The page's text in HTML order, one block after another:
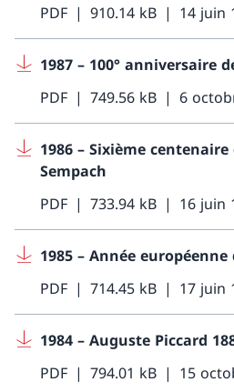
PDF
910.14 kB 14 juin
1987 – 100° anniversaire
PDF
749.56 kB 6
1986 – Sixième
Sempach
PDF
733.94 kB 16 juin
1985 – Année
PDF
714.45 kB 17 juin
1984 – Auguste Piccard
PDF
794.01 kB 15